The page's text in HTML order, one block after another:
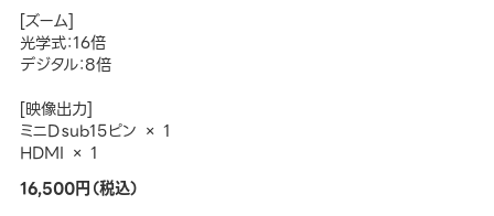
[ズーム]
光学式：16倍
デジタル：8倍
[映像出力]
ミニDｓub15ピン × 1
HDMI × 1
16,500円（税込）